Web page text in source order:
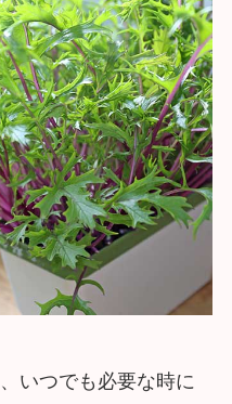
いつでも必要な時に